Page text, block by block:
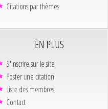
Citations par thèmes
EN PLUS
S'inscrire sur le site
Poster une citation
Liste des membres
Contact